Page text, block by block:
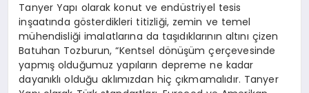
Tanyer Yapı olarak konut ve endüstriyel tesis
inşaatında gösterdikleri titizliği, zemin ve temel
mühendisliği imalatlarına da taşıdıklarının altını çizen
Batuhan Tozburun, “Kentsel dönüşüm çerçevesinde
yapmış olduğumuz yapıların depreme ne kadar
dayanıklı olduğu aklımızdan hiç çıkmamalıdır. Tanyer